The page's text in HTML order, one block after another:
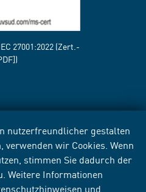
nutzerfreundlicher gestalten
wir Cookies. Wenn
stimmen Sie dadurch der
Weitere Informationen
und
27001:2022 (Zert.-